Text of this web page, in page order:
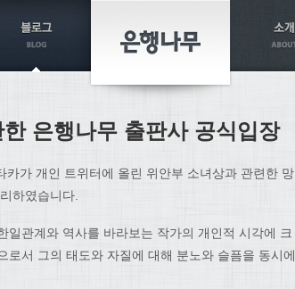
은행나무 출판사 공식입장
가 개인 트위터에 올린 위안부 소녀상과 관련한 망
하였습니다.
일관계와 역사를 바라보는 작가의 개인적 시각에 크
로서 그의 태도와 자질에 대해 분노와 슬픔을 동시에